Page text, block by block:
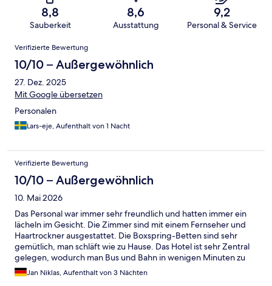
8,8
Sauberkeit
8,6
Ausstattung
9,2
Personal & Service
Bewertungen
Verifizierte Bewertung
10/10 – Außergewöhnlich
27. Dez. 2025
Mit Google übersetzen
Personalen
Lars-eje, Aufenthalt von 1 Nacht
Verifizierte Bewertung
10/10 – Außergewöhnlich
10. Mai 2026
Das Personal war immer sehr freundlich und hatten immer ein
lächeln im Gesicht. Die Zimmer sind mit einem Fernseher und
Haartrockner ausgestattet. Die Boxspring-Betten sind sehr
gemütlich, man schläft wie zu Hause. Das Hotel ist sehr Zentral
gelegen, wodurch man Bus und Bahn in wenigen Minuten zu
Fuß erreicht. Man hat im Zimmer keine Verkehrsgeräusche. Die
Frühstücksauswahl ist sehr groß. Neben Brot, Müsli und Joghurt
Jan Niklas, Aufenthalt von 3 Nächten